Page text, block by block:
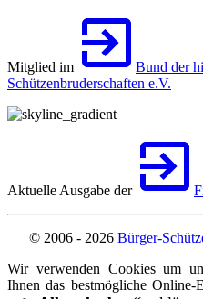
Mitglied im
Bund der
Schützenbruderschaften e.V.
Aktuelle Ausgabe der
© 2006 - 2026 Bürger-
Wir verwenden Cookies um
Ihnen das bestmögliche